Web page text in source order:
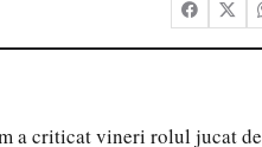
a criticat vineri rolul jucat de